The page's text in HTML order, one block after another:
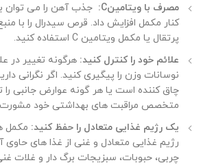
مصرف با ویتامین:C جذب آهن را می توان
کنار مکمل افزایش داد. قرص سیدرال را با
پرتقال یا مکمل ویتامین C استفاده کنید.
علائم خود را کنترل کنید: هرگونه تغییر در
نوسانات وزن را پیگیری کنید. اگر نگرانی
چاق کننده است یا هر گونه عوارض جانبی را
متخصص مراقبت های بهداشتی خود مشورت
یک رژیم غذایی متعادل را حفظ کنید: مکمل
رژیم غذایی متعادل و غنی از غذا های
چربی، حبوبات، سبزیجات برگ دار و غلات